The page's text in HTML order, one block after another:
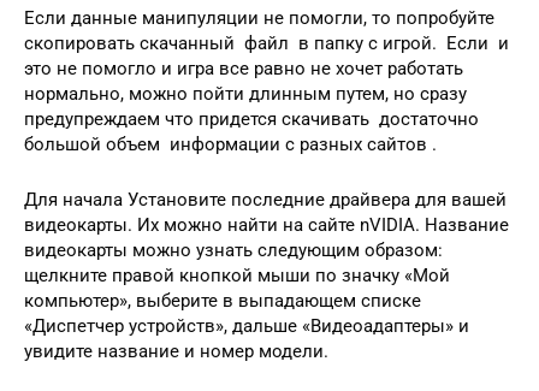
Если данные манипуляции не помогли, то попробуйте
скопировать скачанный файл в папку с игрой. Если и
это не помогло и игра все равно не хочет работать
нормально, можно пойти длинным путем, но сразу
предупреждаем что придется скачивать достаточно
большой объем информации с разных сайтов .
Для начала Установите последние драйвера для вашей
видеокарты. Их можно найти на сайте nVIDIA. Название
видеокарты можно узнать следующим образом:
щелкните правой кнопкой мыши по значку «Мой
компьютер», выберите в выпадающем списке
«Диспетчер устройств», дальше «Видеоадаптеры» и
увидите название и номер модели.